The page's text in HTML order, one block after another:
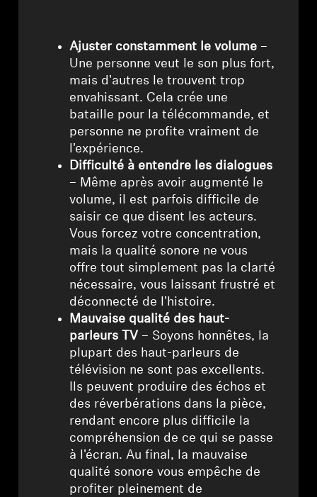
À propos de nous
Innovations
Sound Space
Professionnel
Ajuster constamment le volume –
Une personne veut le son plus fort,
mais d'autres le trouvent trop
envahissant. Cela crée une
bataille pour la télécommande, et
personne ne profite vraiment de
l'expérience.
Difficulté à entendre les dialogues
– Même après avoir augmenté le
volume, il est parfois difficile de
saisir ce que disent les acteurs.
Vous forcez votre concentration,
mais la qualité sonore ne vous
offre tout simplement pas la clarté
nécessaire, vous laissant frustré et
déconnecté de l'histoire.
Mauvaise qualité des haut-
parleurs TV – Soyons honnêtes, la
plupart des haut-parleurs de
télévision ne sont pas excellents.
Ils peuvent produire des échos et
des réverbérations dans la pièce,
rendant encore plus difficile la
compréhension de ce qui se passe
à l'écran. Au final, la mauvaise
qualité sonore vous empêche de
profiter pleinement de